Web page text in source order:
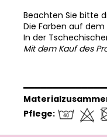
Beachten Sie bitte
Die Farben auf
In der
Mit dem Kauf des
Pflege: